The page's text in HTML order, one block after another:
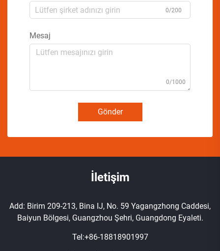
0/200
Mesaj
0/1000
Gönder
İletişim
Add: Birim 209-213, Bina IJ, No. 59 Yagangzhong Caddesi,
Baiyun Bölgesi, Guangzhou Şehri, Guangdong Eyaleti.
Tel:+86-18818901997